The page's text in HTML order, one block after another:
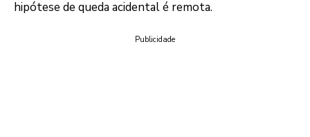
hipótese de queda acidental é remota.
Publicidade